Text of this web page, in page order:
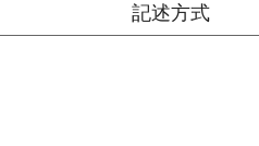
記述方式